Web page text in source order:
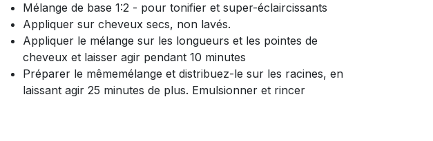
Mélange de base 1:2 - pour tonifier et super-éclaircissants
Appliquer sur cheveux secs, non lavés.
Appliquer le mélange sur les longueurs et les pointes de
cheveux et laisser agir pendant 10 minutes
Préparer le mêmemélange et distribuez-le sur les racines, en
laissant agir 25 minutes de plus. Emulsionner et rincer